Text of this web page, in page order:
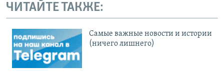
ЧИТАЙТЕ ТАКЖЕ:
Cамые важные новости и истории
(ничего лишнего)